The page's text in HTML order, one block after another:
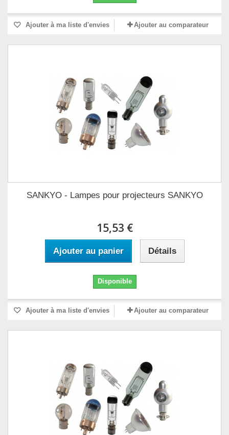
Ajouter à ma liste d'envies Ajouter au comparateur
SANKYO - Lampes pour projecteurs SANKYO
15,53 €
Ajouter au panier Détails
Disponible
Ajouter à ma liste d'envies Ajouter au comparateur